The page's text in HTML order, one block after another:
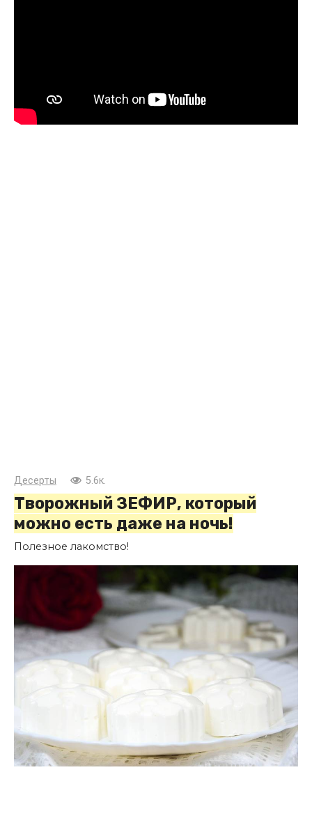
Десерты 5.6к.
Творожный ЗЕФИР, который
можно есть даже на ночь!
Полезное лакомство!